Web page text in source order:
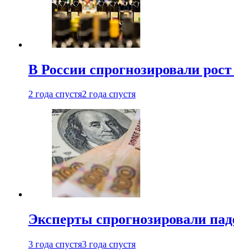
В России спрогнозировали
2 года спустя2 года спустя
Эксперты спрогнозировали
3 года спустя3 года спустя